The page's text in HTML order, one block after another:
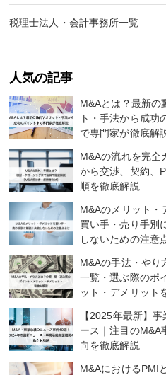
税理士法人・会計事務所一覧
人気の記事
M&Aとは？最新の
ト・手法から成功
で専門家が徹底解
M&Aの流れを完全
から交渉、契約、
順を徹底解説
M&Aのメリット・
買い手・売り手別
しないための注意
M&Aの手法・やり
一覧・選ぶ際のポ
ット・デメリット
【2025年最新】事
ース｜注目のM&A
向を徹底解説
M&AにおけるPMI